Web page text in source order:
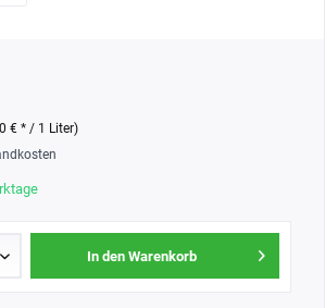
€ * / 1 Liter)
In den Warenkorb